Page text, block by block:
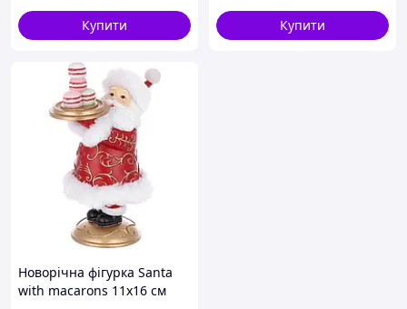
Купити
Купити
Новорічна фігурка Santa
with macarons 11х16 см